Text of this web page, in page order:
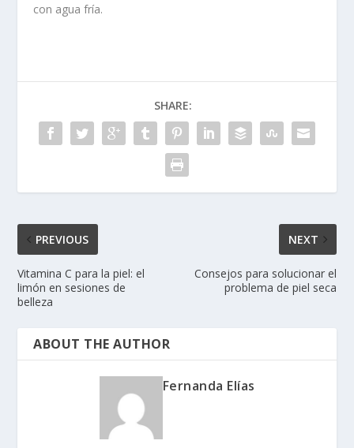
con agua fría.
SHARE:
PREVIOUS
Vitamina C para la piel: el
limón en sesiones de
belleza
NEXT
Consejos para solucionar el
problema de piel seca
ABOUT THE AUTHOR
Fernanda Elías